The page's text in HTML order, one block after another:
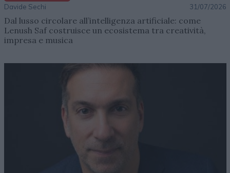
Davide Sechi 31/07/2026
Dal lusso circolare all’intelligenza artificiale: come
Lenush Saf costruisce un ecosistema tra creatività,
impresa e musica